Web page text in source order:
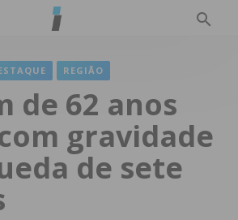
REGIÃO
de 62 anos
gravidade
de sete